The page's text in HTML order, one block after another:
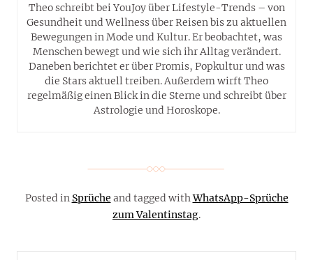
Theo schreibt bei YouJoy über Lifestyle-Trends – von
Gesundheit und Wellness über Reisen bis zu aktuellen
Bewegungen in Mode und Kultur. Er beobachtet, was
Menschen bewegt und wie sich ihr Alltag verändert.
Daneben berichtet er über Promis, Popkultur und was
die Stars aktuell treiben. Außerdem wirft Theo
regelmäßig einen Blick in die Sterne und schreibt über
Astrologie und Horoskope.
Posted in Sprüche and tagged withWhatsApp-Sprüche
zum Valentinstag.